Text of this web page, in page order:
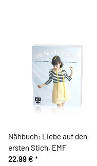
Nähbuch: Liebe auf den
ersten Stich, EMF
22,99 € *